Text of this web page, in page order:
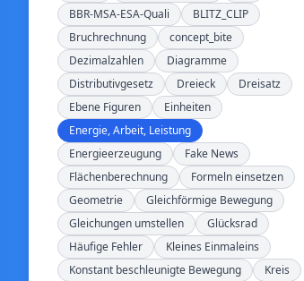
BBR-MSA-ESA-Quali
BLITZ_CLIP
Bruchrechnung
concept_bite
Dezimalzahlen
Diagramme
Distributivgesetz
Dreieck
Dreisatz
Ebene Figuren
Einheiten
Energie, Arbeit, Leistung
Energieerzeugung
Fake News
Flächenberechnung
Formeln einsetzen
Geometrie
Gleichförmige Bewegung
Gleichungen umstellen
Glücksrad
Häufige Fehler
Kleines Einmaleins
Konstant beschleunigte Bewegung
Kreis